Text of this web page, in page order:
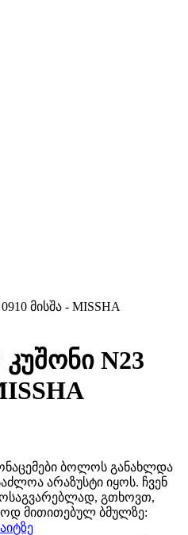
მისშა - MISSHA
N23
ბოლოს განახლდა
არაზუსტი იყოს. ჩვენ
გთხოვთ,
მითითებულ ბმულზე: